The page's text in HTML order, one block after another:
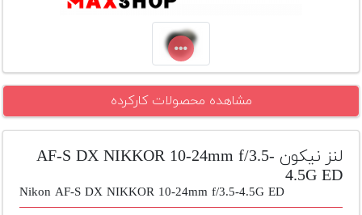
محصول
دست
دوم
لیست
مشاهده محصولات کارکرده
لنز نیکون AF-S DX NIKKOR 10-24mm f/3.5-
4.5G ED
Nikon AF-S DX NIKKOR 10-24mm f/3.5-4.5G ED